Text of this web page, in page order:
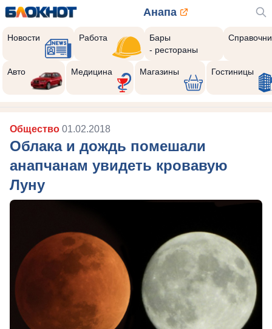
Анапа
Новости Работа
Бары
- рестораны
Авто Медицина Магазины Гостиницы
Общество 01.02.2018
Облака и дождь помешали
анапчанам увидеть кровавую
Луну